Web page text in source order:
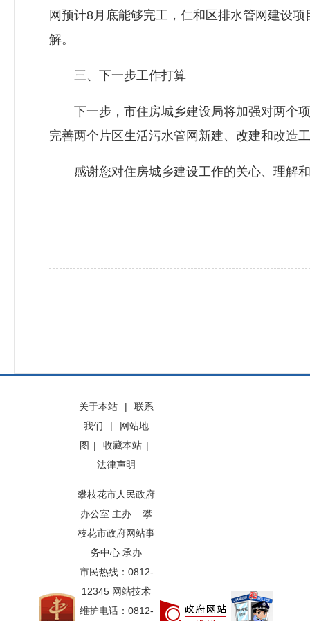
网预计8月底能够完工，仁和区排水管网建设
解。
三、下一步工作打算
下一步，市住房城乡建设局将加强对两个项
完善两个片区生活污水管网新建、改建和改造
感谢您对住房城乡建设工作的关心、理解
关于本站 |
联系
我们
|
网站地
图 | 收藏本站 |
法律声明
攀枝花市人民政府
办公室 主办 攀
枝花市政府网站事
务中心 承办
市民热线：0812-
12345 网站技术
维护电话：0812-